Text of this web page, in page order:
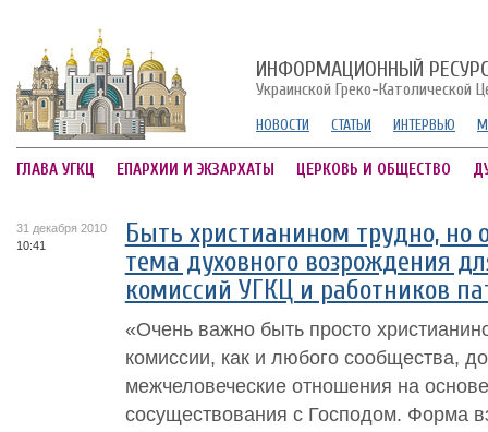
ИНФОРМАЦИОННЫЙ
Украинской Греко-Католической
НОВОСТИ СТАТЬИ ИНТЕРВЬЮ
ГЛАВА УГКЦ ЕПАРХИИ И ЭКЗАРХАТЫ ЦЕРКОВЬ И ОБЩЕСТВО
31 декабря 2010
10:41
Быть христианином трудно, но
тема духовного возрождения
комиссий УГКЦ и работников
«Очень важно быть просто
комиссии, как и любого сообщества,
межчеловеческие отношения на
сосуществования с Господом. Форма